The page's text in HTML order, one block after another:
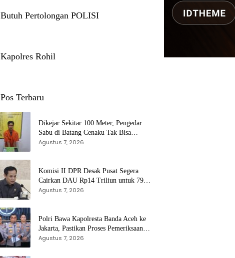
Butuh Pertolongan POLISI
Kapolres Rohil
Pos Terbaru
Dikejar Sekitar 100 Meter, Pengedar
Sabu di Batang Cenaku Tak Bisa
Mengelak
Agustus 7, 2026
Komisi II DPR Desak Pusat Segera
Cairkan DAU Rp14 Triliun untuk 79
Daerah, Gaji PNS Terancam Telat
Agustus 7, 2026
Polri Bawa Kapolresta Banda Aceh ke
Jakarta, Pastikan Proses Pemeriksaan
Profesional dan Transparan
Agustus 7, 2026